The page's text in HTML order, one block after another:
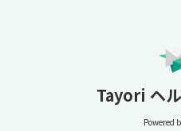
Tayori ヘ
Powered